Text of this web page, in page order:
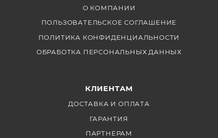
О КОМПАНИИ
ПОЛЬЗОВАТЕЛЬСКОЕ СОГЛАШЕНИЕ
ПОЛИТИКА КОНФИДЕНЦИАЛЬНОСТИ
ОБРАБОТКА ПЕРСОНАЛЬНЫХ ДАННЫХ
КЛИЕНТАМ
ДОСТАВКА И ОПЛАТА
ГАРАНТИЯ
ПАРТНЕРАМ